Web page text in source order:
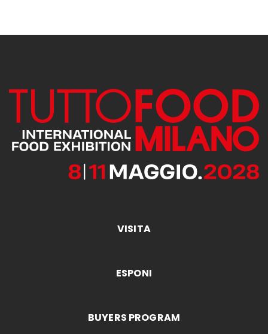
VISITA
ESPONI
BUYERS PROGRAM